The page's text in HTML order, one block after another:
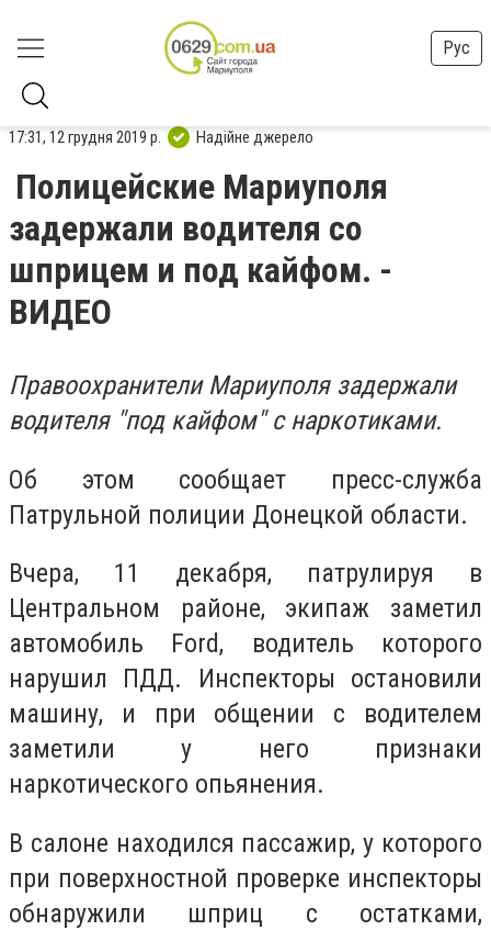
Рус
17:31, 12 грудня 2019 р. Надійне джерело
Полицейские Мариуполя
задержали водителя со
шприцем и под кайфом. -
ВИДЕО
Правоохранители Мариуполя задержали
водителя "под кайфом" с наркотиками.
Об этом сообщает пресс-служба
Патрульной полиции Донецкой области.
Вчера, 11 декабря, патрулируя в
Центральном районе, экипаж заметил
автомобиль Ford, водитель которого
нарушил ПДД. Инспекторы остановили
машину, и при общении с водителем
заметили у него признаки
наркотического опьянения.
В салоне находился пассажир, у которого
при поверхностной проверке инспекторы
обнаружили шприц с остатками,